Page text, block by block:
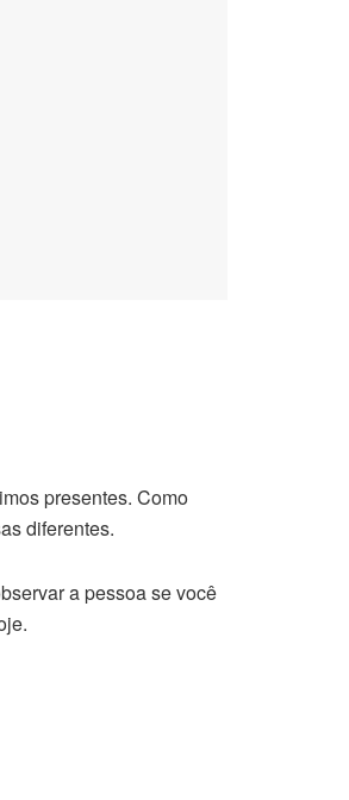
presentes. Como
diferentes.
a pessoa se você